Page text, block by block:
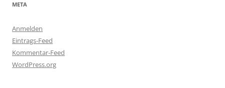
META
Anmelden
Eintrags-Feed
Kommentar-Feed
WordPress.org